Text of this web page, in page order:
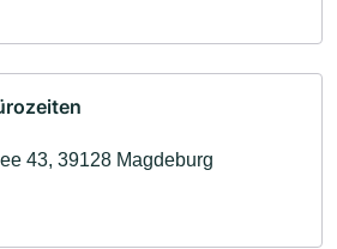
43, 39128 Magdeburg